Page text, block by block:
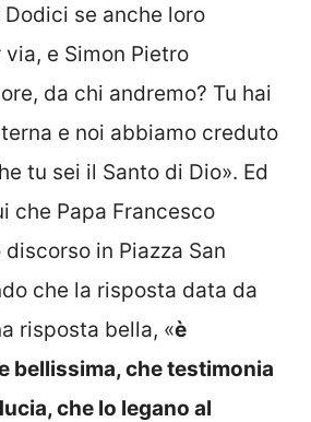
se anche loro
e Simon Pietro
da chi andremo? Tu hai
e noi abbiamo creduto
tu sei il Santo di Dio». Ed
che Papa Francesco
in Piazza San
che la risposta data da
risposta bella, «è
bellissima, che testimonia
che lo legano al